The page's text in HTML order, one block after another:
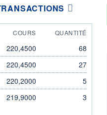
COURS QUANTITÉ
220,4500
68
220,4500
27
220,2000
5
219,9000 3